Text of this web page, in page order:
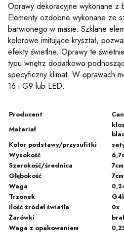
Oprawy dekoracyjne wykonane z
Elementy ozdobne wykonane ze
barwionego w masie. Szklane
kolorowe imitujące kryształ,
efekty świetlne. Oprawy te
typu wnętrz dodatkowo
specyficzny klimat. W oprawach
16 i G9 lub LED.
Producent
Materiał
Kolor podstawy/przysufitki
Wysokość
Szerokość/średnica
7cm
Głębokość
7cm
Waga
Trzonek
Ilość źródeł światła
0x
Żarówki
Waga z opakowaniem